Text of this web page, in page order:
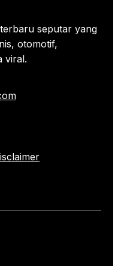
seputar yang
otomotif,
viral.